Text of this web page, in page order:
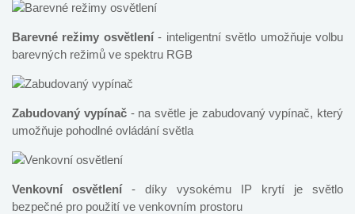
Barevné režimy osvětlení- inteligentní světlo umožňuje volbu
barevných režimů ve spektru RGB
Zabudovaný vypínač- na světle je zabudovaný vypínač, který
umožňuje pohodlné ovládání světla
Venkovní osvětlení- díky vysokému IP krytí je světlo
bezpečné pro použití ve venkovním prostoru